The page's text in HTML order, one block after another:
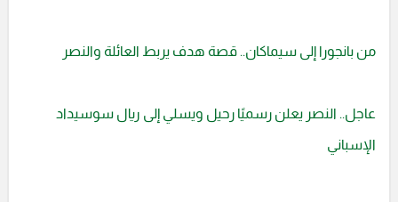
من بانجورا إلى سيماكان.. قصة هدف يربط العائلة والنصر
عاجل.. النصر يعلن رسميًا رحيل ويسلي إلى ريال سوسيداد
الإسباني